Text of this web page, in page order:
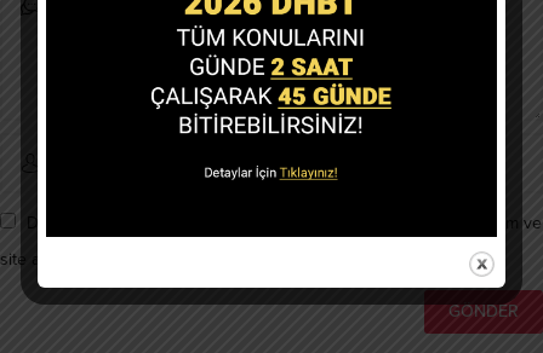
Daha sonraki yorumlarımda kullanılması için adım, e-posta adresim ve
site adresim bu tarayıcıya kaydedilsin.